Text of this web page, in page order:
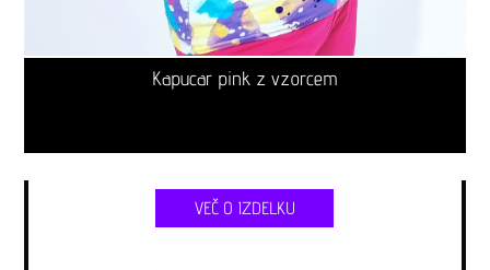
Kapucar pink z vzorcem
VEČ O IZDELKU